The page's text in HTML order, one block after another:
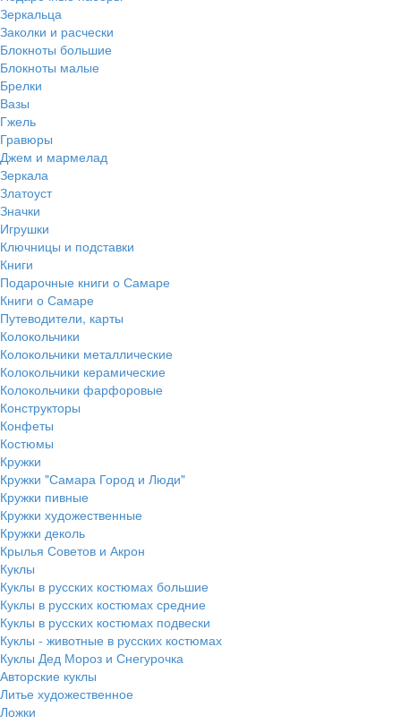
Зеркальца
Заколки и расчески
Блокноты большие
Блокноты малые
Брелки
Вазы
Гжель
Гравюры
Джем и мармелад
Зеркала
Златоуст
Значки
Игрушки
Ключницы и подставки
Книги
Подарочные книги о Самаре
Книги о Самаре
Путеводители, карты
Колокольчики
Колокольчики металлические
Колокольчики керамические
Колокольчики фарфоровые
Конструкторы
Конфеты
Костюмы
Кружки
Кружки "Самара Город и Люди"
Кружки пивные
Кружки художественные
Кружки деколь
Крылья Советов и Акрон
Куклы
Куклы в русских костюмах большие
Куклы в русских костюмах средние
Куклы в русских костюмах подвески
Куклы - животные в русских костюмах
Куклы Дед Мороз и Снегурочка
Авторские куклы
Литье художественное
Ложки